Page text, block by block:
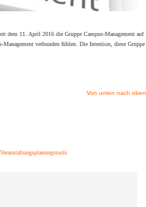
dem 11. April 2016 die Gruppe Campus-Management auf
verbunden fühlen. Die Intention, diese Gruppe
Von unten nach oben
Veranstaltungsplanungstools